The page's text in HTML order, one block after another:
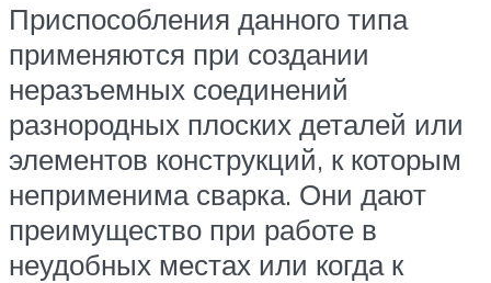
Приспособления данного типа
применяются при создании
неразъемных соединений
разнородных плоских деталей или
элементов конструкций, к которым
неприменима сварка. Они дают
преимущество при работе в
неудобных местах или когда к